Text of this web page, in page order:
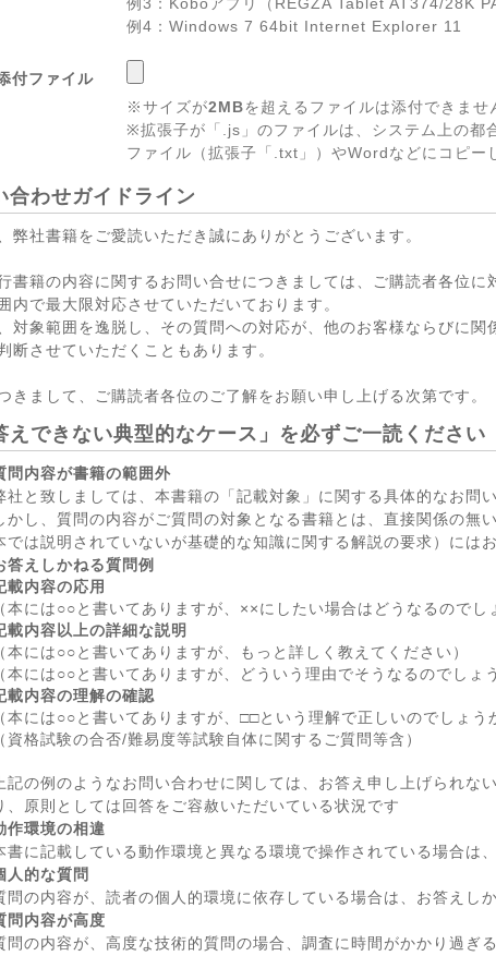
例4：Windows 7 64bit Internet Explorer 11
付ファイル
※サイズが2MBを超えるファイルは添付できませ
※拡張子が「.js」のファイルは、システム上の都
ファイル（拡張子「.txt」）やWordなどにコピー
合わせガイドライン
弊社書籍をご愛読いただき誠にありがとうございます。
書籍の内容に関するお問い合せにつきましては、ご購読者各位
内で最大限対応させていただいております。
対象範囲を逸脱し、その質問への対応が、他のお客様ならびに
断させていただくこともあります。
きまして、ご購読者各位のご了解をお願い申し上げる次第です。
えできない典型的なケース」を必ずご一読ください
問内容が書籍の範囲外
社と致しましては、本書籍の「記載対象」に関する具体的なお問
かし、質問の内容がご質問の対象となる書籍とは、直接関係の
では説明されていないが基礎的な知識に関する解説の要求）には
答えしかねる質問例
載内容の応用
（本には○○と書いてありますが、××にしたい場合はどうなるのでし
載内容以上の詳細な説明
（本には○○と書いてありますが、もっと詳しく教えてください）
（本には○○と書いてありますが、どういう理由でそうなるのでしょ
載内容の理解の確認
（本には○○と書いてありますが、□□という理解で正しいのでしょう
（資格試験の合否/難易度等試験自体に関するご質問等含）
上記の例のようなお問い合わせに関しては、お答え申し上げられ
、原則としては回答をご容赦いただいている状況です
作環境の相違
書に記載している動作環境と異なる環境で操作されている場合は
人的な質問
問の内容が、読者の個人的環境に依存している場合は、お答えしか
問内容が高度
問の内容が、高度な技術的質問の場合、調査に時間がかかり過ぎ